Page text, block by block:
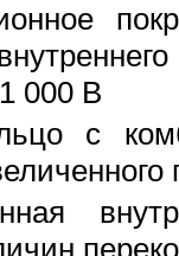
000 В
с